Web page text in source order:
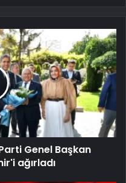
Genel Başkan
ağırladı